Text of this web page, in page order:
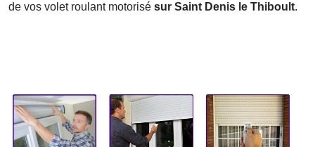
de vos volet roulant motorisé sur Saint Denis le Thiboult.